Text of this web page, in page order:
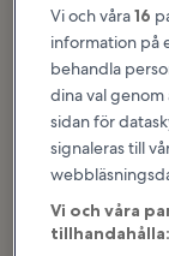
Vi och våra16
information på
behandla
dina val genom
sidan för
signaleras till
Vi och våra
tillhandahålla: